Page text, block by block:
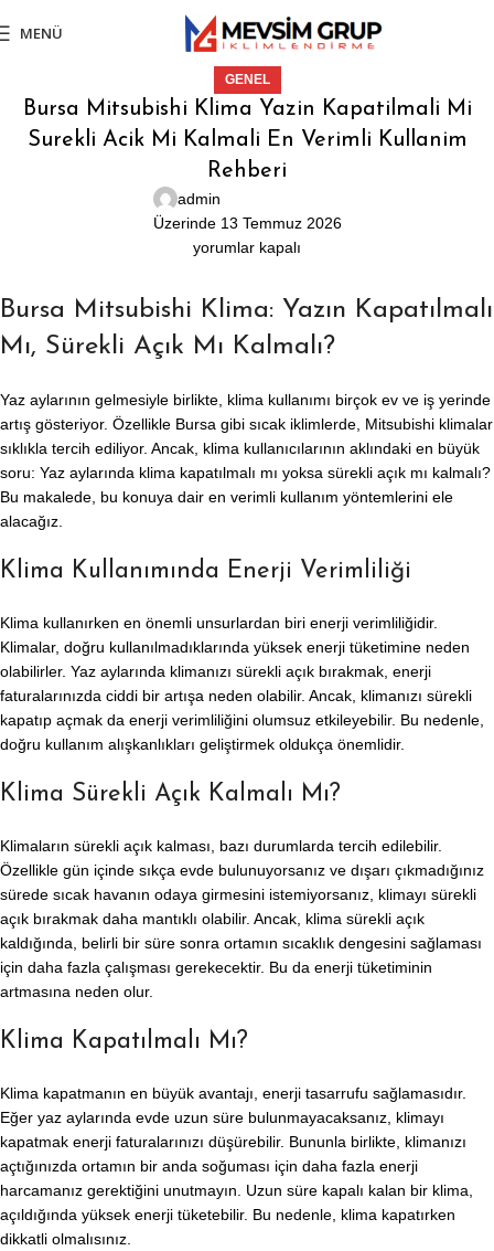
MENÜ
GENEL
Bursa Mitsubishi Klima Yazin Kapatilmali Mi
Surekli Acik Mi Kalmali En Verimli Kullanim
Rehberi
admin
Üzerinde 13 Temmuz 2026
yorumlar kapalı
Bursa Mitsubishi Klima: Yazın Kapatılmalı
Mı, Sürekli Açık Mı Kalmalı?
Yaz aylarının gelmesiyle birlikte, klima kullanımı birçok ev ve iş yerinde
artış gösteriyor. Özellikle Bursa gibi sıcak iklimlerde, Mitsubishi klimalar
sıklıkla tercih ediliyor. Ancak, klima kullanıcılarının aklındaki en büyük
soru: Yaz aylarında klima kapatılmalı mı yoksa sürekli açık mı kalmalı?
Bu makalede, bu konuya dair en verimli kullanım yöntemlerini ele
alacağız.
Klima Kullanımında Enerji Verimliliği
Klima kullanırken en önemli unsurlardan biri enerji verimliliğidir.
Klimalar, doğru kullanılmadıklarında yüksek enerji tüketimine neden
olabilirler. Yaz aylarında klimanızı sürekli açık bırakmak, enerji
faturalarınızda ciddi bir artışa neden olabilir. Ancak, klimanızı sürekli
kapatıp açmak da enerji verimliliğini olumsuz etkileyebilir. Bu nedenle,
doğru kullanım alışkanlıkları geliştirmek oldukça önemlidir.
Klima Sürekli Açık Kalmalı Mı?
Klimaların sürekli açık kalması, bazı durumlarda tercih edilebilir.
Özellikle gün içinde sıkça evde bulunuyorsanız ve dışarı çıkmadığınız
sürede sıcak havanın odaya girmesini istemiyorsanız, klimayı sürekli
açık bırakmak daha mantıklı olabilir. Ancak, klima sürekli açık
kaldığında, belirli bir süre sonra ortamın sıcaklık dengesini sağlaması
için daha fazla çalışması gerekecektir. Bu da enerji tüketiminin
artmasına neden olur.
Klima Kapatılmalı Mı?
Klima kapatmanın en büyük avantajı, enerji tasarrufu sağlamasıdır.
Eğer yaz aylarında evde uzun süre bulunmayacaksanız, klimayı
kapatmak enerji faturalarınızı düşürebilir. Bununla birlikte, klimanızı
açtığınızda ortamın bir anda soğuması için daha fazla enerji
harcamanız gerektiğini unutmayın. Uzun süre kapalı kalan bir klima,
açıldığında yüksek enerji tüketebilir. Bu nedenle, klima kapatırken
dikkatli olmalısınız.